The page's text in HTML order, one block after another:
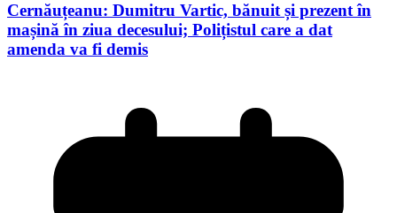
Cernăuțeanu: Dumitru Vartic, bănuit și prezent în
mașină în ziua decesului; Polițistul care a dat
amenda va fi demis